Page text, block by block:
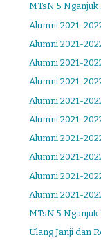
MTsN 5
Alumni 2021-
Alumni 2021-
Alumni 2021-
Alumni 2021-
Alumni 2021-
Alumni 2021-
Alumni 2021-
Alumni 2021-
Alumni 2021-
Alumni 2021-
MTsN 5
Ulang Janji dan